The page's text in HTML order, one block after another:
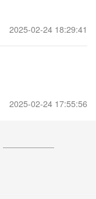
2025-02-24 18:29:41
2025-02-24 17:55:56